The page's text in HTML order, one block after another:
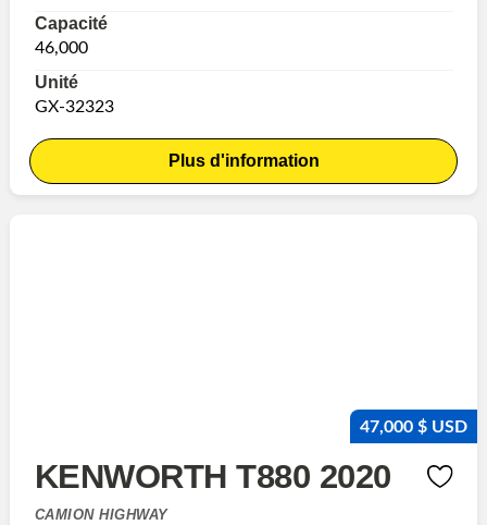
Capacité
46,000
Unité
GX-32323
Plus d'information
47,000 $ USD
KENWORTH T880 2020
CAMION HIGHWAY